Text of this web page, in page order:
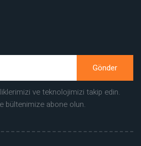
Gönder
ve teknolojimizi takip edin.
bültenimize abone olun.